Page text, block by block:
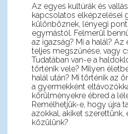
Az egyes kultúrák és
kapcsolatos elképzelései
különböznek, lényegi
egymástól. Felmerül
az igazság? Mi a halál?
teljes megszűnése, vagy
Tudatában van-e a
történik vele? Milyen
halál után? Mi történik az
a gyermekként
körülményekre ébred a
Remélhetjük-e, hogy újra
azokkal, akiket szerettünk,
közülünk?